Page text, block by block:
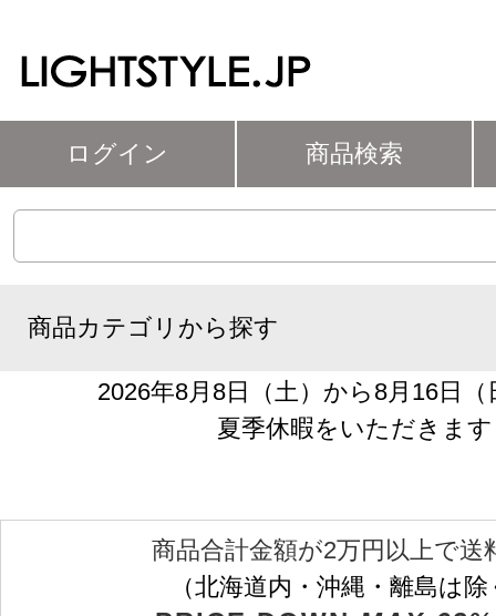
ログイン 商品検索
商品カテゴリから探す
2026年8月8日（土）から8月16日
夏季休暇をいただきます
商品合計金額が2万円以上で送
（北海道内・沖縄・離島は